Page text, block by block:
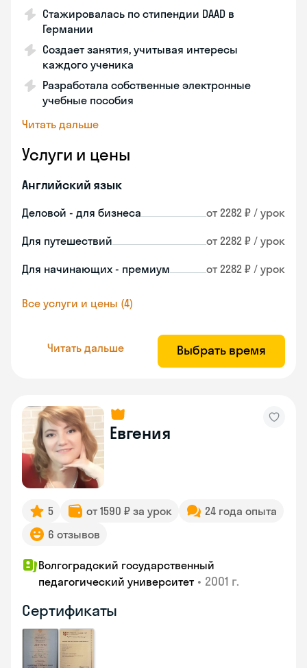
Стажировалась по стипендии DAAD в
Германии
Создает занятия, учитывая интересы
каждого ученика
Разработала собственные электронные
учебные пособия
Читать дальше
Услуги и цены
Английский язык
Деловой - для бизнеса от 2282 ₽ / урок
Для путешествий от 2282 ₽ / урок
Для начинающих - премиум от 2282 ₽ / урок
Все услуги и цены (4)
Читать дальше Выбрать время
Евгения
5 от 1590 ₽ за урок
24 года опыта
6 отзывов
Волгоградский государственный
педагогический университет • 2001 г.
Сертификаты